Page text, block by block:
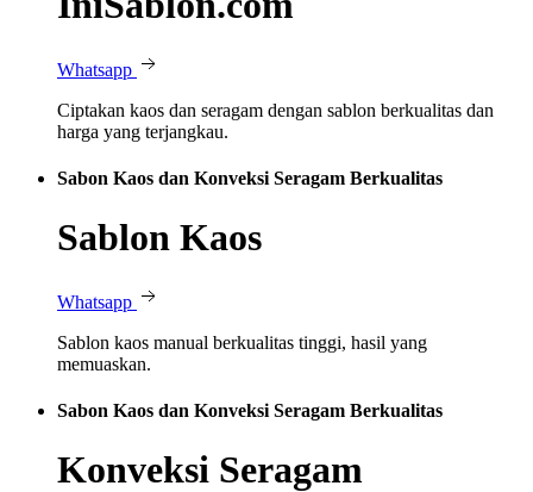
Whatsapp
Ciptakan kaos dan seragam dengan sablon berkualitas dan
harga yang terjangkau.
Sabon Kaos dan Konveksi Seragam Berkualitas
Sablon Kaos
Whatsapp
Sablon kaos manual berkualitas tinggi, hasil yang
memuaskan.
Sabon Kaos dan Konveksi Seragam Berkualitas
Konveksi Seragam